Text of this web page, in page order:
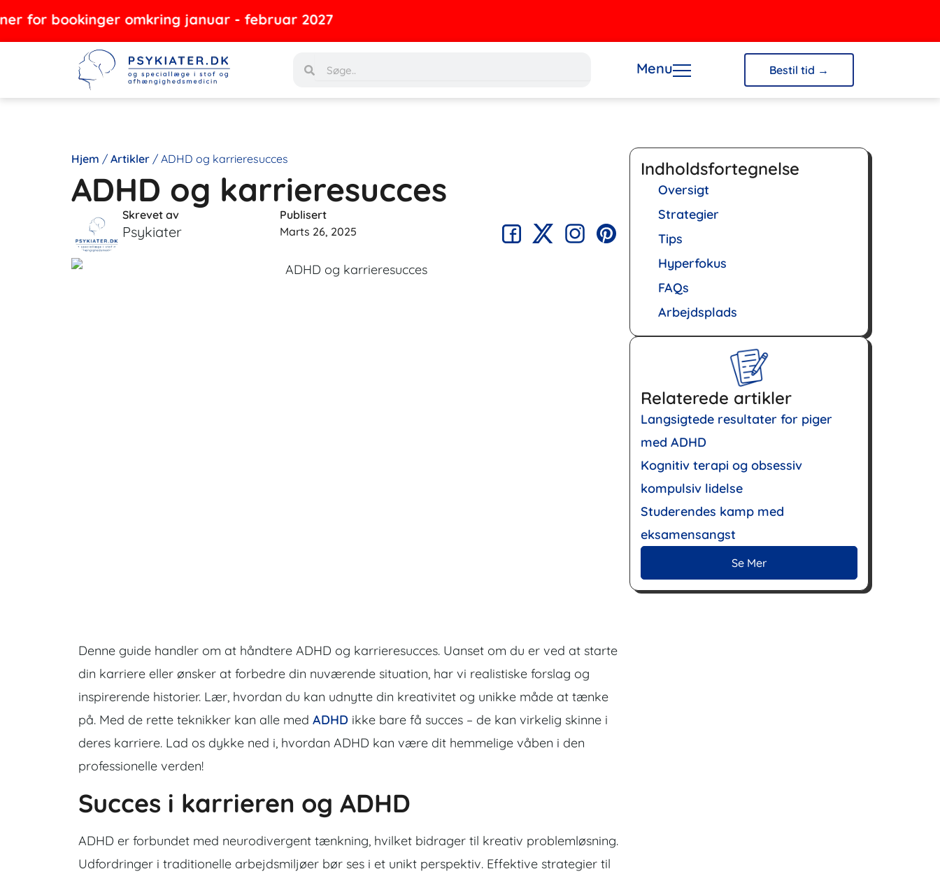
omkring januar - februar 2027
Menu Bestil tid →
Hjem / Artikler / ADHD og karrieresucces
ADHD og karrieresucces
Skrevet av
Psykiater
Publisert
Marts 26, 2025
Denne guide handler om at håndtere ADHD og karrieresucces. Uanset om du er ved at starte
din karriere eller ønsker at forbedre din nuværende situation, har vi realistiske forslag og
inspirerende historier. Lær, hvordan du kan udnytte din kreativitet og unikke måde at tænke
på. Med de rette teknikker kan alle med ADHD ikke bare få succes – de kan virkelig skinne i
deres karriere. Lad os dykke ned i, hvordan ADHD kan være dit hemmelige våben i den
professionelle verden!
Succes i karrieren og ADHD
ADHD er forbundet med neurodivergent tænkning, hvilket bidrager til kreativ problemløsning.
Udfordringer i traditionelle arbejdsmiljøer bør ses i et unikt perspektiv. Effektive strategier til
Indholdsfortegnelse
Oversigt
Strategier
Tips
Hyperfokus
FAQs
Arbejdsplads
Relaterede artikler
Langsigtede resultater for piger
med ADHD
Kognitiv terapi og obsessiv
kompulsiv lidelse
Studerendes kamp med
eksamensangst
Se Mer